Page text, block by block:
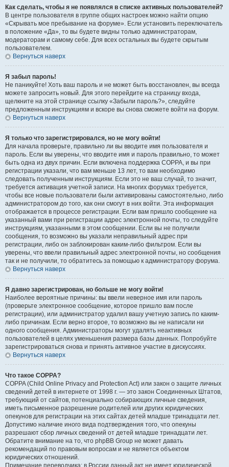
Как сделать, чтобы я не появлялся в списке активных пользователей?
В центре пользователя в группе общих настроек можно найти опцию
«Скрывать мое пребывание на форуме». Если установить переключатель
в положение «Да», то вы будете видны только администраторам,
модераторам и самому себе. Для всех остальных вы будете скрытым
пользователем.
Вернуться наверх
Я забыл пароль!
Не паникуйте! Хоть ваш пароль и не может быть восстановлен, вы всегда
можете запросить новый. Для этого перейдите на страницу входа,
щелкните на этой странице ссылку «Забыли пароль?», следуйте
предложенным инструкциям и вскоре вы снова сможете войти на форум.
Вернуться наверх
Я только что зарегистрировался, но не могу войти!
Для начала проверьте, правильно ли вы вводите имя пользователя и
пароль. Если вы уверены, что вводите имя и пароль правильно, то может
быть одна из двух причин. Если включена поддержка COPPA, и вы при
регистрации указали, что вам меньше 13 лет, то вам необходимо
следовать полученным инструкциям. Если это не ваш случай, то значит,
требуется активация учетной записи. На многих форумах требуется,
чтобы все новые пользователи были активированы самостоятельно, либо
администратором до того, как они смогут в них войти. Эта информация
отображается в процессе регистрации. Если вам пришло сообщение на
указанный вами при регистрации адрес электронной почты, то следуйте
инструкциям, указанными в этом сообщении. Если вы не получили
сообщения, то возможно вы указали неправильный адрес при
регистрации, либо он заблокирован каким-либо фильтром. Если вы
уверены, что ввели правильный адрес электронной почты, но сообщения
так и не получили, то обратитесь за помощью к администратору форума.
Вернуться наверх
Я давно зарегистрирован, но больше не могу войти!
Наиболее вероятные причины: вы ввели неверное имя или пароль
(проверьте электронное сообщение, которое пришло вам после
регистрации), или администратор удалил вашу учетную запись по каким-
либо причинам. Если верно второе, то возможно вы не написали ни
одного сообщения. Администраторы могут удалять неактивных
пользователей в целях уменьшения размера базы данных. Попробуйте
зарегистрироваться снова и принять активное участие в дискуссиях.
Вернуться наверх
Что такое COPPA?
COPPA (Child Online Privacy and Protection Act) или закон о защите личных
сведений детей в интернете от 1998 г. — это закон Соединенных Штатов,
требующий от сайтов, потенциально собирающих личные сведения,
иметь письменное разрешение родителей или других юридических
опекунов для регистрации на этих сайтах детей младше тринадцати лет.
Допустимо наличие иного вида подтверждения того, что опекуны
разрешают сбор личных сведений от детей младше тринадцати лет.
Обратите внимание на то, что phpBB Group не может давать
рекомендаций по правовым вопросам и не является объектом
юридических отношений.
Примечание переводчика: в России данный акт не имеет юридической